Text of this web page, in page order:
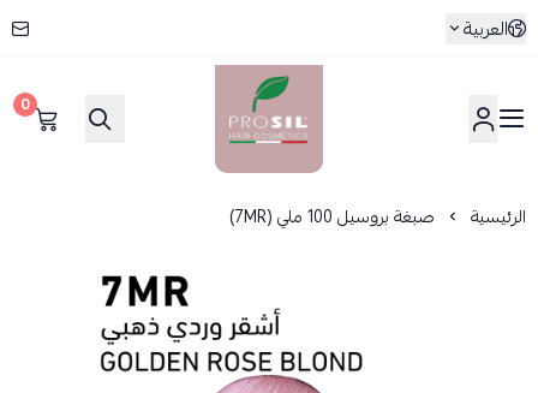
العربية
بروسيل
0
الرئيسية صبغة بروسيل 100 ملي (7MR)